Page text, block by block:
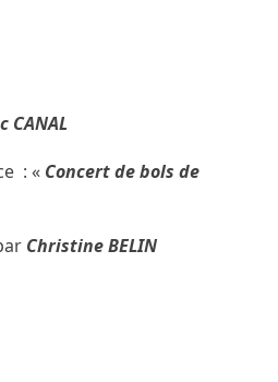
CANAL
: « Concert de bols de
Christine BELIN